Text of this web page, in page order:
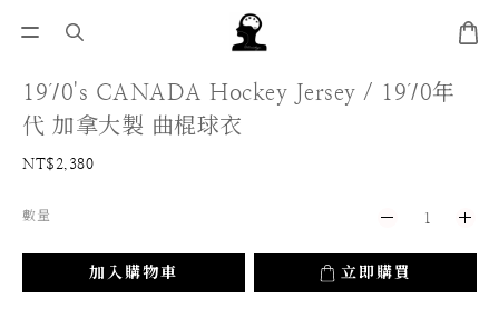
1970's CANADA Hockey Jersey / 1970年
代 加拿大製 曲棍球衣
NT$2,380
數量
加入購物車 立即購買